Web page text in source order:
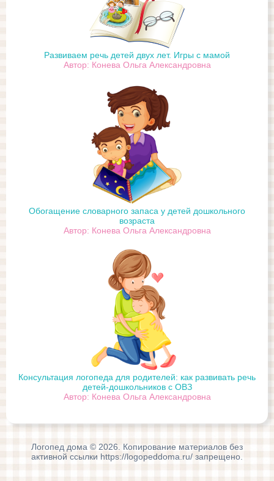
Развиваем речь детей двух лет. Игры с мамой
Автор: Конева Ольга Александровна
Обогащение словарного запаса у детей дошкольного
возраста
Автор: Конева Ольга Александровна
Консультация логопеда для родителей: как развивать речь
детей-дошкольников с ОВЗ
Автор: Конева Ольга Александровна
Логопед дома © 2026. Копирование материалов без
активной ссылки https://logopeddoma.ru/ запрещено.